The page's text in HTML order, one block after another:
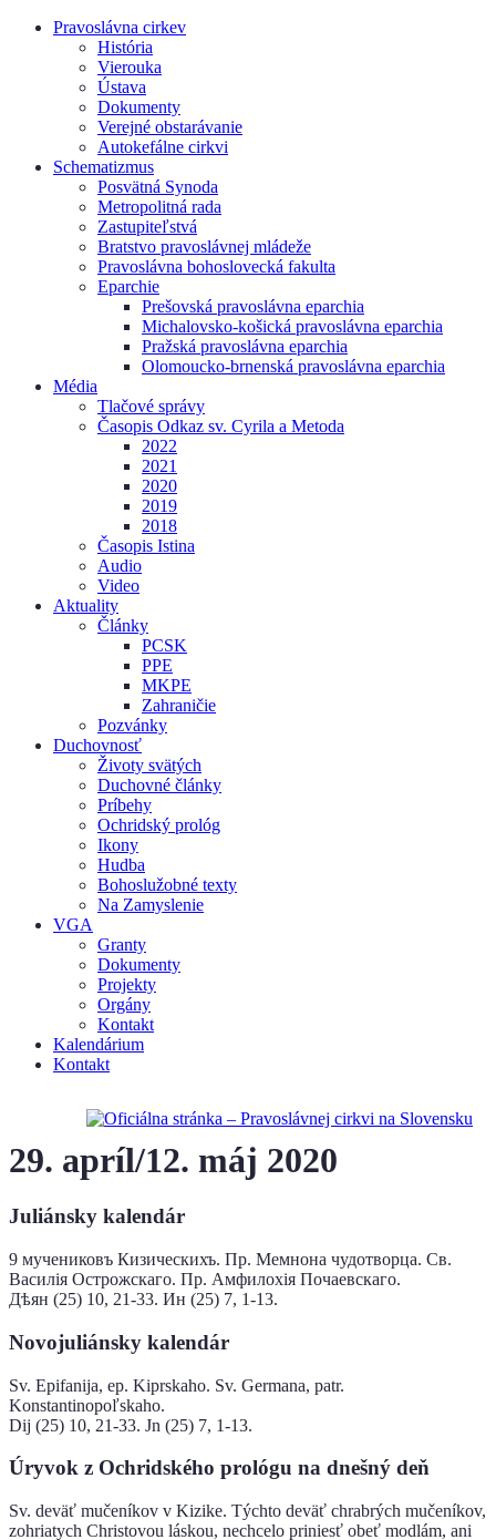
Pravoslávna cirkev
História
Vierouka
Ústava
Dokumenty
Verejné obstarávanie
Autokefálne cirkvi
Schematizmus
Posvätná Synoda
Metropolitná rada
Zastupiteľstvá
Bratstvo pravoslávnej mládeže
Pravoslávna bohoslovecká fakulta
Eparchie
Prešovská pravoslávna eparchia
Michalovsko-košická pravoslávna eparchia
Pražská pravoslávna eparchia
Olomoucko-brnenská pravoslávna eparchia
Média
Tlačové správy
Časopis Odkaz sv. Cyrila a Metoda
2022
2021
2020
2019
2018
Časopis Istina
Audio
Video
Aktuality
Články
PCSK
PPE
MKPE
Zahraničie
Pozvánky
Duchovnosť
Životy svätých
Duchovné články
Príbehy
Ochridský prológ
Ikony
Hudba
Bohoslužobné texty
Na Zamyslenie
VGA
Granty
Dokumenty
Projekty
Orgány
Kontakt
Kalendárium
Kontakt
29. apríl/12. máj 2020
Juliánsky kalendár
9 мучениковъ ​Кизическихъ​. Пр. Мемнона чудотворца. Св.
Василія Острожскаго. Пр. Амфилохія Почаевскаго.
Дѣян (25) 10, 21-33. Ин (25) 7, 1-13.
Novojuliánsky kalendár
Sv. Epifanija, ep. Kiprskaho. Sv. Germana, patr.
Konstantinopoľskaho.
Dij (25) 10, 21-33. Jn (25) 7, 1-13.
Úryvok z Ochridského prológu na dnešný deň
Sv. deväť mučeníkov v Kizike. Týchto deväť chrabrých mučeníkov,
zohriatych Christovou láskou, nechcelo priniesť obeť modlám, ani